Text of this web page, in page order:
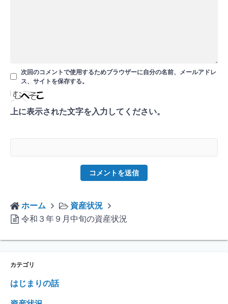
次回のコメントで使用するためブラウザーに自分の名前、メールアドレ
ス、サイトを保存する。
上に表示された文字を入力してください。
ホーム
資産状況
令和３年９月中旬の資産状況
カテゴリ
はじまりの話